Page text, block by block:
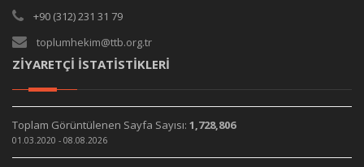
+90 (312) 231 31 79
toplumhekim@ttb.org.tr
ZİYARETÇİ İSTATİSTİKLERİ
Toplam Görüntülenen Sayfa Sayısı: 1,728,806
01.03.2020 - 08.08.2026